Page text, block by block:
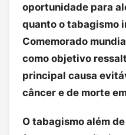
oportunidade para
quanto o tabagismo
Comemorado
como objetivo
principal causa
câncer e de morte
O tabagismo além